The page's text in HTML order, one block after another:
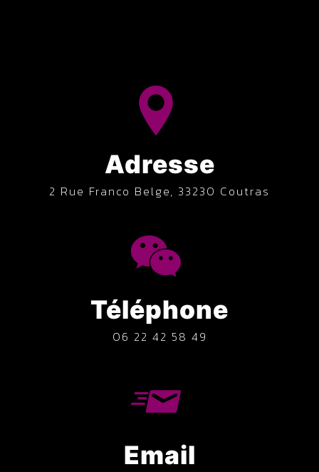
Adresse
2 Rue Franco Belge, 33230 Coutras
Téléphone
06 22 42 58 49
Email